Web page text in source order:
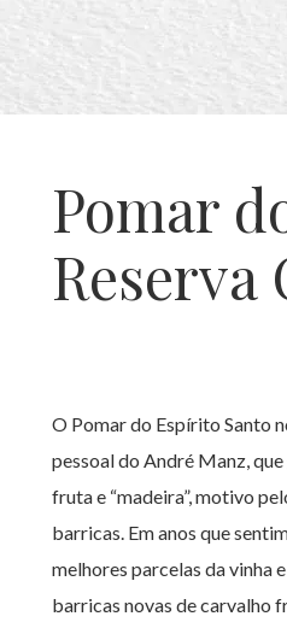
Pomar
Reserva
O Pomar do Espírito Santo
pessoal do André Manz,
fruta e “madeira”, motivo
barricas. Em anos que
melhores parcelas da vinha
barricas novas de carvalho